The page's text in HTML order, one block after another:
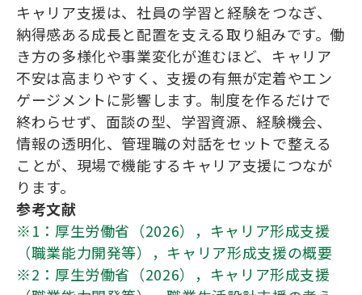
キャリア支援は、社員の学習と経験をつなぎ、
納得感ある成長と配置を支える取り組みです。働
き方の多様化や事業変化が進むほど、キャリア
不安は高まりやすく、支援の有無が定着やエン
ゲージメントに影響します。制度を作るだけで
終わらせず、面談の型、学習資源、経験機会、
情報の透明化、管理職の対話をセットで整える
ことが、現場で機能するキャリア支援につなが
ります。
参考文献
※1：厚生労働省（2026），キャリア形成支援
（職業能力開発等），キャリア形成支援の概要
※2：厚生労働省（2026），キャリア形成支援